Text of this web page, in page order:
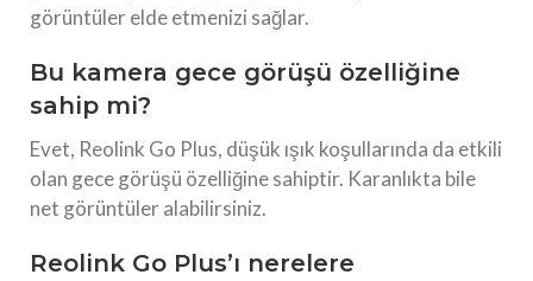
görüntüler elde etmenizi sağlar.
Bu kamera gece görüşü özelliğine
sahip mi?
Evet, Reolink Go Plus, düşük ışık koşullarında da etkili
olan gece görüşü özelliğine sahiptir. Karanlıkta bile
net görüntüler alabilirsiniz.
Reolink Go Plus’ı nerelere